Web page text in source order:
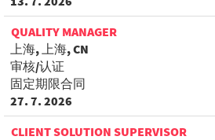
QUALITY MANAGER
上海, 上海, CN
审核/认证
固定期限合同
27. 7. 2026
CLIENT SOLUTION SUPERVISOR